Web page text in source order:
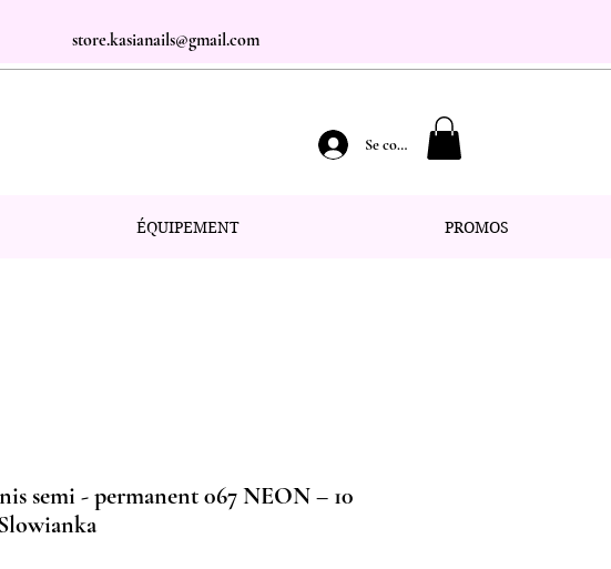
store.kasianails@gmail.com
Se connecter
ÉQUIPEMENT PROMOS
semi - permanent 067 NEON – 10